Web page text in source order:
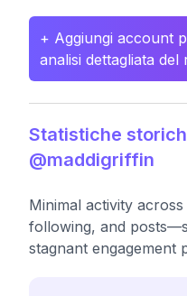
+ Aggiungi account
analisi dettagliata
Statistiche
@maddigriffin
Minimal activity
following, and
stagnant engagement